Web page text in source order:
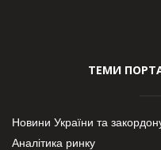
ТЕМИ
Новини України та
Аналітика ринку